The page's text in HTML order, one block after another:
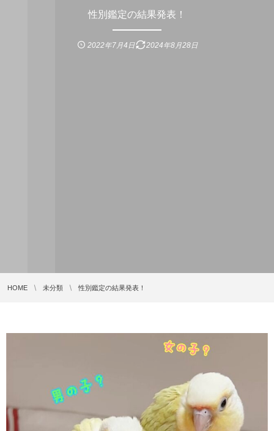
性別鑑定の結果発表！
2022年7月4日 2024年8月28日
HOME 未分類 性別鑑定の結果発表！